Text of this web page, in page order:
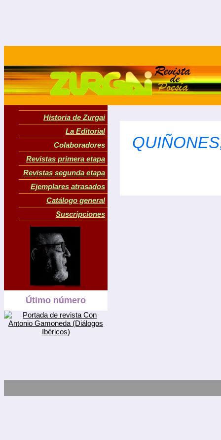
Historia de Zurgai
La Editorial
Colaboradores
Revistas primera etapa
Revistas segunda etapa
Ejemplares atrasados
Catálogo general
Suscripciones
Útimo número